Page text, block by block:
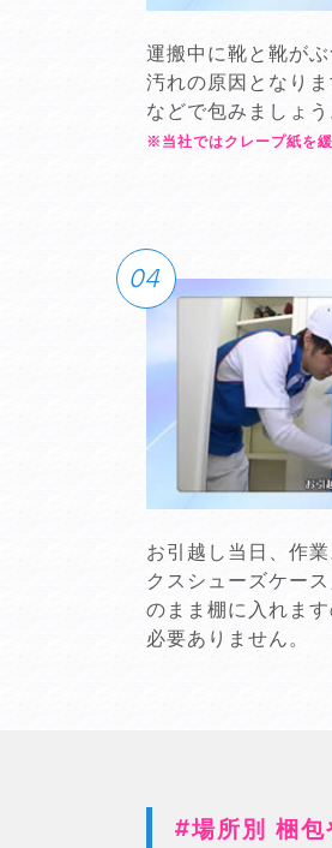
運搬中に靴と靴が
汚れの原因となり
などで包みましょう
※当社ではクレープ紙を
お引越し当日、作
クスシューズケー
のまま棚に入れま
必要ありません。
場所別 梱包